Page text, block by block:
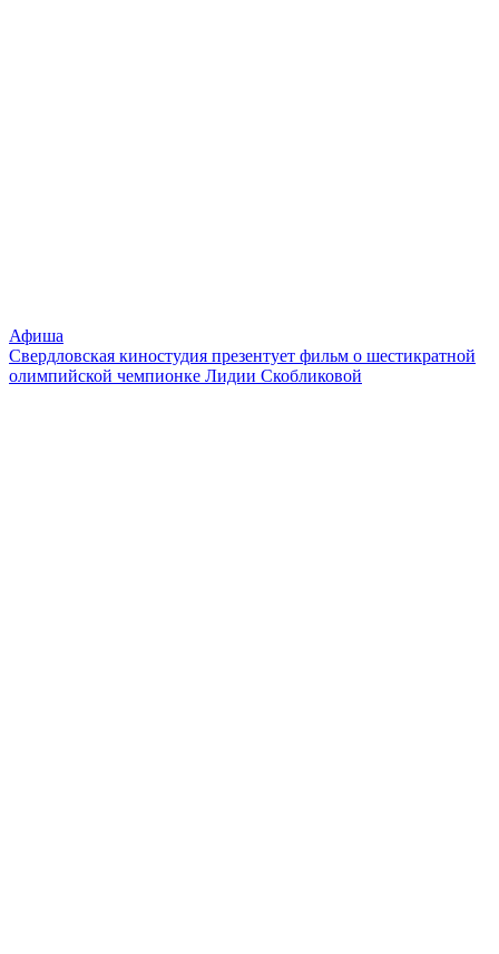
Афиша
Свердловская киностудия презентует фильм о шестикратной
олимпийской чемпионке Лидии Скобликовой